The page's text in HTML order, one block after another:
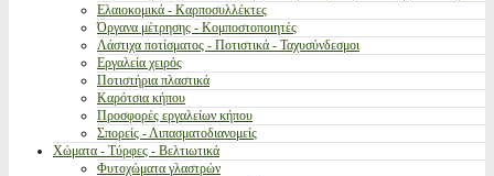
Ελαιοκομικά - Καρποσυλλέκτες
Όργανα μέτρησης - Κομποστοποιητές
Λάστιχα ποτίσματος - Ποτιστικά - Ταχυσύνδεσμοι
Εργαλεία χειρός
Ποτιστήρια πλαστικά
Καρότσια κήπου
Προσφορές εργαλείων κήπου
Σπορείς - Λιπασματοδιανομείς
Χώματα - Τύρφες - Βελτιωτικά
Φυτοχώματα γλαστρών